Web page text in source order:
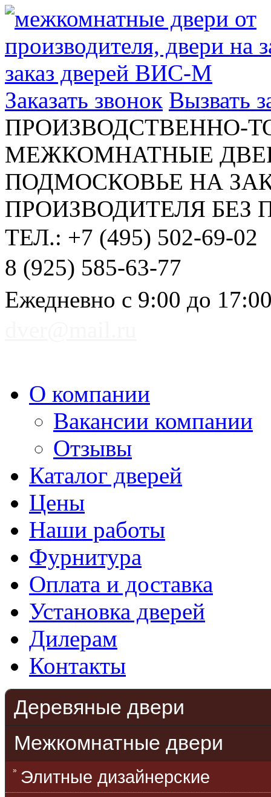
Заказать звонок Вызвать
ПРОИЗВОДСТВЕННО-
МЕЖКОМНАТНЫЕ
ПОДМОСКОВЬЕ НА
ПРОИЗВОДИТЕЛЯ БЕЗ
ТЕЛ.: +7 (495) 502-69-02
8 (925) 585-63-77
Ежедневно с 9:00 до
О компании
Вакансии компании
Отзывы
Каталог дверей
Цены
Наши работы
Фурнитура
Оплата и доставка
Установка дверей
Дилерам
Контакты
Деревяные двери
Межкомнатные двери
Элитные дизайнерские